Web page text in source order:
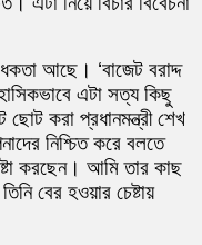
আছে। ‘বাজেট বরাদ্দ
এটা সত্য কিছু
করা প্রধানমন্ত্রী শেখ
নিশ্চিত করে বলতে
করছেন। আমি তার কাছ
বের হওয়ার চেষ্টায়